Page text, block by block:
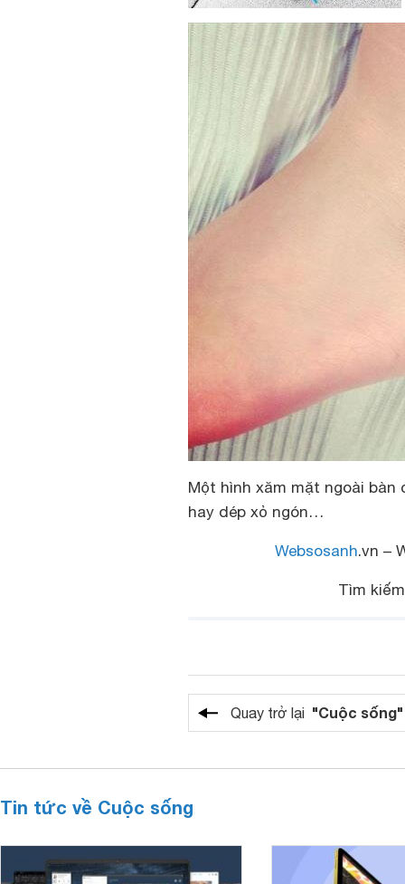
Một hình xăm mặt ngoài bàn
hay dép xỏ ngón…
Websosanh.vn –
Tìm
Quay trở lại "Cuộc sống"
Tin tức về Cuộc sống